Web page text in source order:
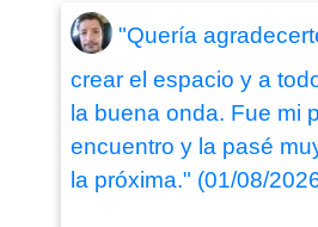
"Quería
crear el espacio y a
la buena onda. Fue mi
encuentro y la pasé
la próxima." (01/08/